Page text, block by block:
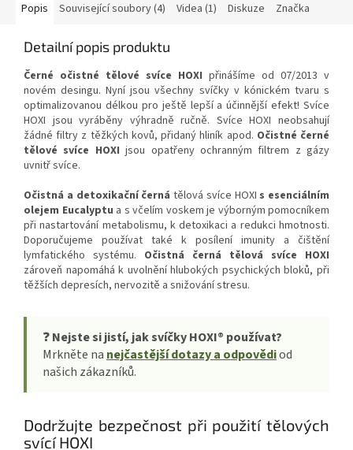
Popis Související soubory (4) Videa (1) Diskuze Značka
Detailní popis produktu
Černé očistné tělové svíce HOXI přinášíme od 07/2013 v
novém desingu. Nyní jsou všechny svíčky v kónickém tvaru s
optimalizovanou délkou pro ještě lepší a účinnější efekt! Svíce
HOXI jsou vyráběny výhradně ručně. Svíce HOXI neobsahují
žádné filtry z těžkých kovů, přidaný hliník apod. Očistné černé
tělové svíce HOXI jsou opatřeny ochranným filtrem z gázy
uvnitř svíce.
Očistná a detoxikační černá tělová svíce HOXI s esenciálním
olejem Eucalyptu a s včelím voskem je výborným pomocníkem
při nastartování metabolismu, k detoxikaci a redukci hmotnosti.
Doporučujeme používat také k posílení imunity a čištění
lymfatického systému. Očistná černá tělová svíce HOXI
zároveň napomáhá k uvolnění hlubokých psychických bloků, při
těžších depresích, nervozitě a snižování stresu.
❓Nejste si jistí, jak svíčky HOXI® používat?
Mrkněte na nejčastější dotazy a odpovědiod
našich zákazníků.
Dodržujte bezpečnost při použití tělových
svící HOXI